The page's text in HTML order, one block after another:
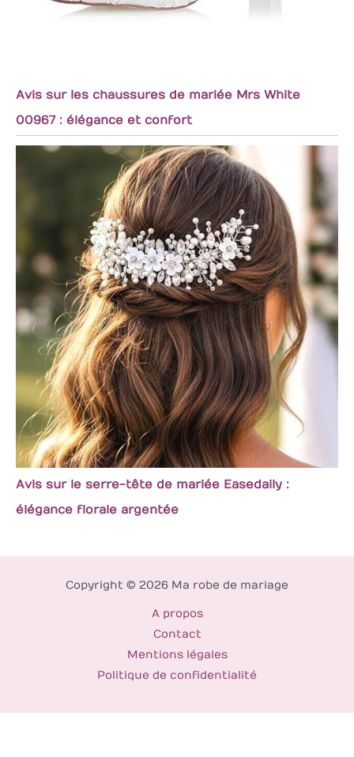
Avis sur les chaussures de mariée Mrs White
00967 : élégance et confort
Avis sur le serre-tête de mariée Easedaily :
élégance florale argentée
Copyright © 2026 Ma robe de mariage
A propos
Contact
Mentions légales
Politique de confidentialité